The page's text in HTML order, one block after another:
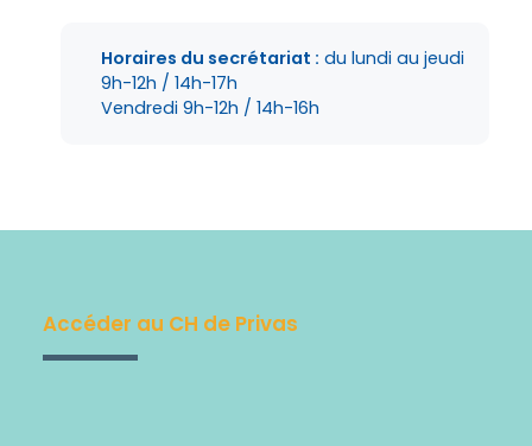
Horaires du secrétariat : du lundi au jeudi
9h-12h / 14h-17h
Vendredi 9h-12h / 14h-16h
Accéder au CH de Privas